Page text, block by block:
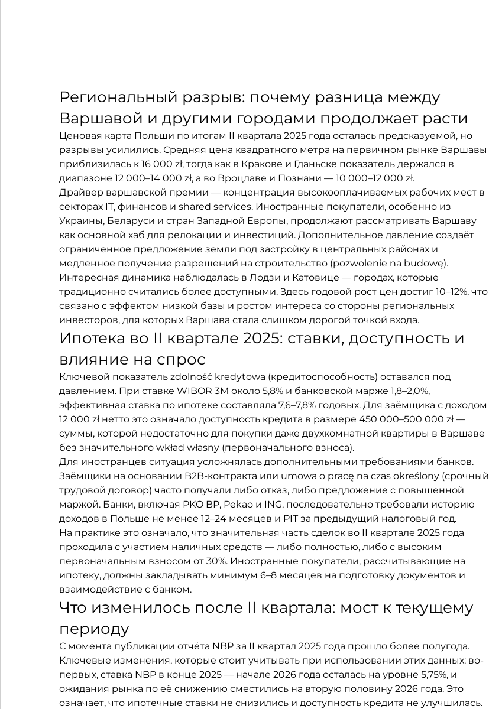
Региональный разрыв: почему разница между
Варшавой и другими городами продолжает расти
Ценовая карта Польши по итогам II квартала 2025 года осталась предсказуемой, но
разрывы усилились. Средняя цена квадратного метра на первичном рынке Варшавы
приблизилась к 16 000 zł, тогда как в Кракове и Гданьске показатель держался в
диапазоне 12 000–14 000 zł, а во Вроцлаве и Познани — 10 000–12 000 zł.
Драйвер варшавской премии — концентрация высокооплачиваемых рабочих мест в
секторах IT, финансов и shared services. Иностранные покупатели, особенно из
Украины, Беларуси и стран Западной Европы, продолжают рассматривать Варшаву
как основной хаб для релокации и инвестиций. Дополнительное давление создаёт
ограниченное предложение земли под застройку в центральных районах и
медленное получение разрешений на строительство (pozwolenie na budowę).
Интересная динамика наблюдалась в Лодзи и Катовице — городах, которые
традиционно считались более доступными. Здесь годовой рост цен достиг 10–12%, что
связано с эффектом низкой базы и ростом интереса со стороны региональных
инвесторов, для которых Варшава стала слишком дорогой точкой входа.
Ипотека во II квартале 2025: ставки, доступность и
влияние на спрос
Ключевой показатель zdolność kredytowa (кредитоспособность) оставался под
давлением. При ставке WIBOR 3M около 5,8% и банковской марже 1,8–2,0%,
эффективная ставка по ипотеке составляла 7,6–7,8% годовых. Для заёмщика с доходом
12 000 zł нетто это означало доступность кредита в размере 450 000–500 000 zł —
суммы, которой недостаточно для покупки даже двухкомнатной квартиры в Варшаве
без значительного wkład własny (первоначального взноса).
Для иностранцев ситуация усложнялась дополнительными требованиями банков.
Заёмщики на основании B2B-контракта или umowa o pracę na czas określony (срочный
трудовой договор) часто получали либо отказ, либо предложение с повышенной
маржой. Банки, включая PKO BP, Pekao и ING, последовательно требовали историю
доходов в Польше не менее 12–24 месяцев и PIT за предыдущий налоговый год.
На практике это означало, что значительная часть сделок во II квартале 2025 года
проходила с участием наличных средств — либо полностью, либо с высоким
первоначальным взносом от 30%. Иностранные покупатели, рассчитывающие на
ипотеку, должны закладывать минимум 6–8 месяцев на подготовку документов и
взаимодействие с банком.
Что изменилось после II квартала: мост к текущему
периоду
С момента публикации отчёта NBP за II квартал 2025 года прошло более полугода.
Ключевые изменения, которые стоит учитывать при использовании этих данных: во-
первых, ставка NBP в конце 2025 — начале 2026 года осталась на уровне 5,75%, и
ожидания рынка по её снижению сместились на вторую половину 2026 года. Это
означает, что ипотечные ставки не снизились и доступность кредита не улучшилась.